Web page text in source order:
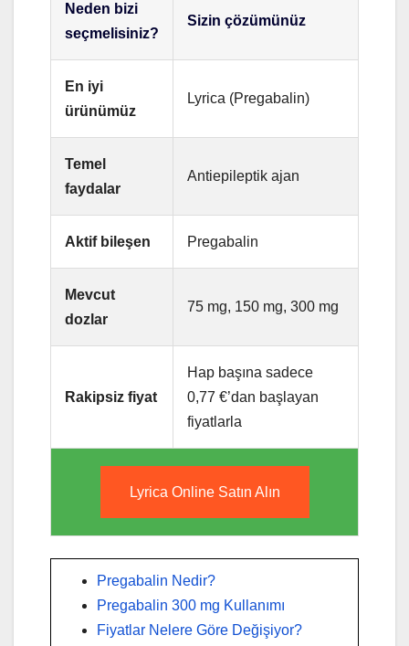
Neden bizi
seçmelisiniz?
Sizin çözümünüz
En iyi
ürünümüz
Lyrica (Pregabalin)
Temel
faydalar
Antiepileptik ajan
Aktif bileşen Pregabalin
Mevcut
dozlar
75 mg, 150 mg, 300 mg
Rakipsiz fiyat
Hap başına sadece
0,77 €’dan başlayan
fiyatlarla
Lyrica Online Satın Alın
Pregabalin Nedir?
Pregabalin 300 mg Kullanımı
Fiyatlar Nelere Göre Değişiyor?